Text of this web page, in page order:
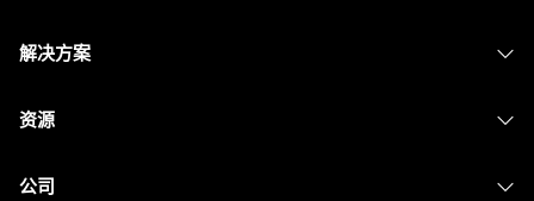
解决方案
资源
公司